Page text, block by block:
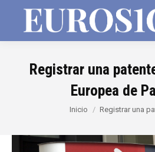
Registrar una
Europea de
Estás aquí:
Inicio Registrar una